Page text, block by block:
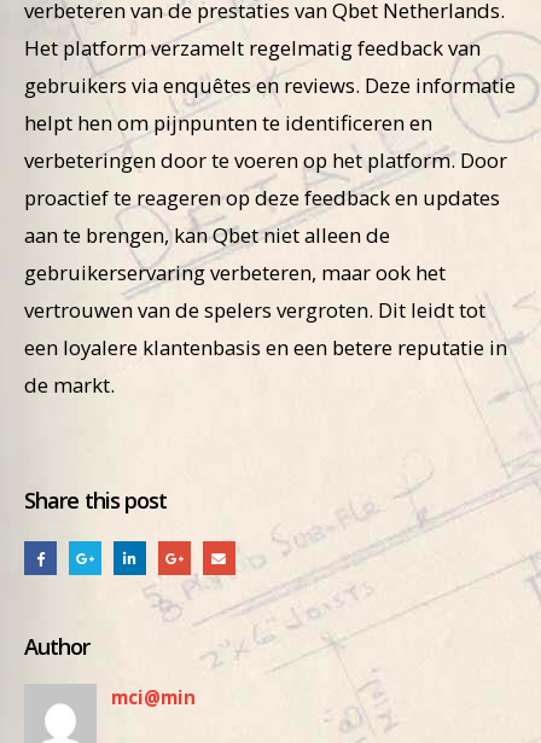
verbeteren van de prestaties van Qbet Netherlands.
Het platform verzamelt regelmatig feedback van
gebruikers via enquêtes en reviews. Deze informatie
helpt hen om pijnpunten te identificeren en
verbeteringen door te voeren op het platform. Door
proactief te reageren op deze feedback en updates
aan te brengen, kan Qbet niet alleen de
gebruikerservaring verbeteren, maar ook het
vertrouwen van de spelers vergroten. Dit leidt tot
een loyalere klantenbasis en een betere reputatie in
de markt.
Share this post
Author
mci@min